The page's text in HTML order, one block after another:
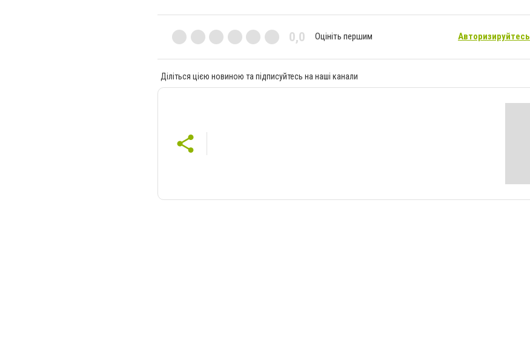
0,0 Оцініть першим Авторизируйтесь
Діліться цією новиною та підписуйтесь на наші канали